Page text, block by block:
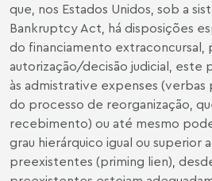
que, nos Estados Unidos, sob a
Bankruptcy Act, há disposições
do financiamento
autorização/decisão judicial, este
às admistrative expenses
do processo de reorganização,
recebimento) ou até mesmo
grau hierárquico igual ou superior
preexistentes (priming lien),